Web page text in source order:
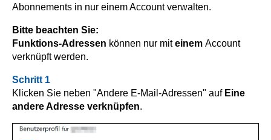
Abonnements in nur einem Account verwalten.
Bitte beachten Sie:
Funktions-Adressen können nur miteinem Account
verknüpft werden.
Schritt 1
Klicken Sie neben "Andere E-Mail-Adressen" auf Eine
andere Adresse verknüpfen.